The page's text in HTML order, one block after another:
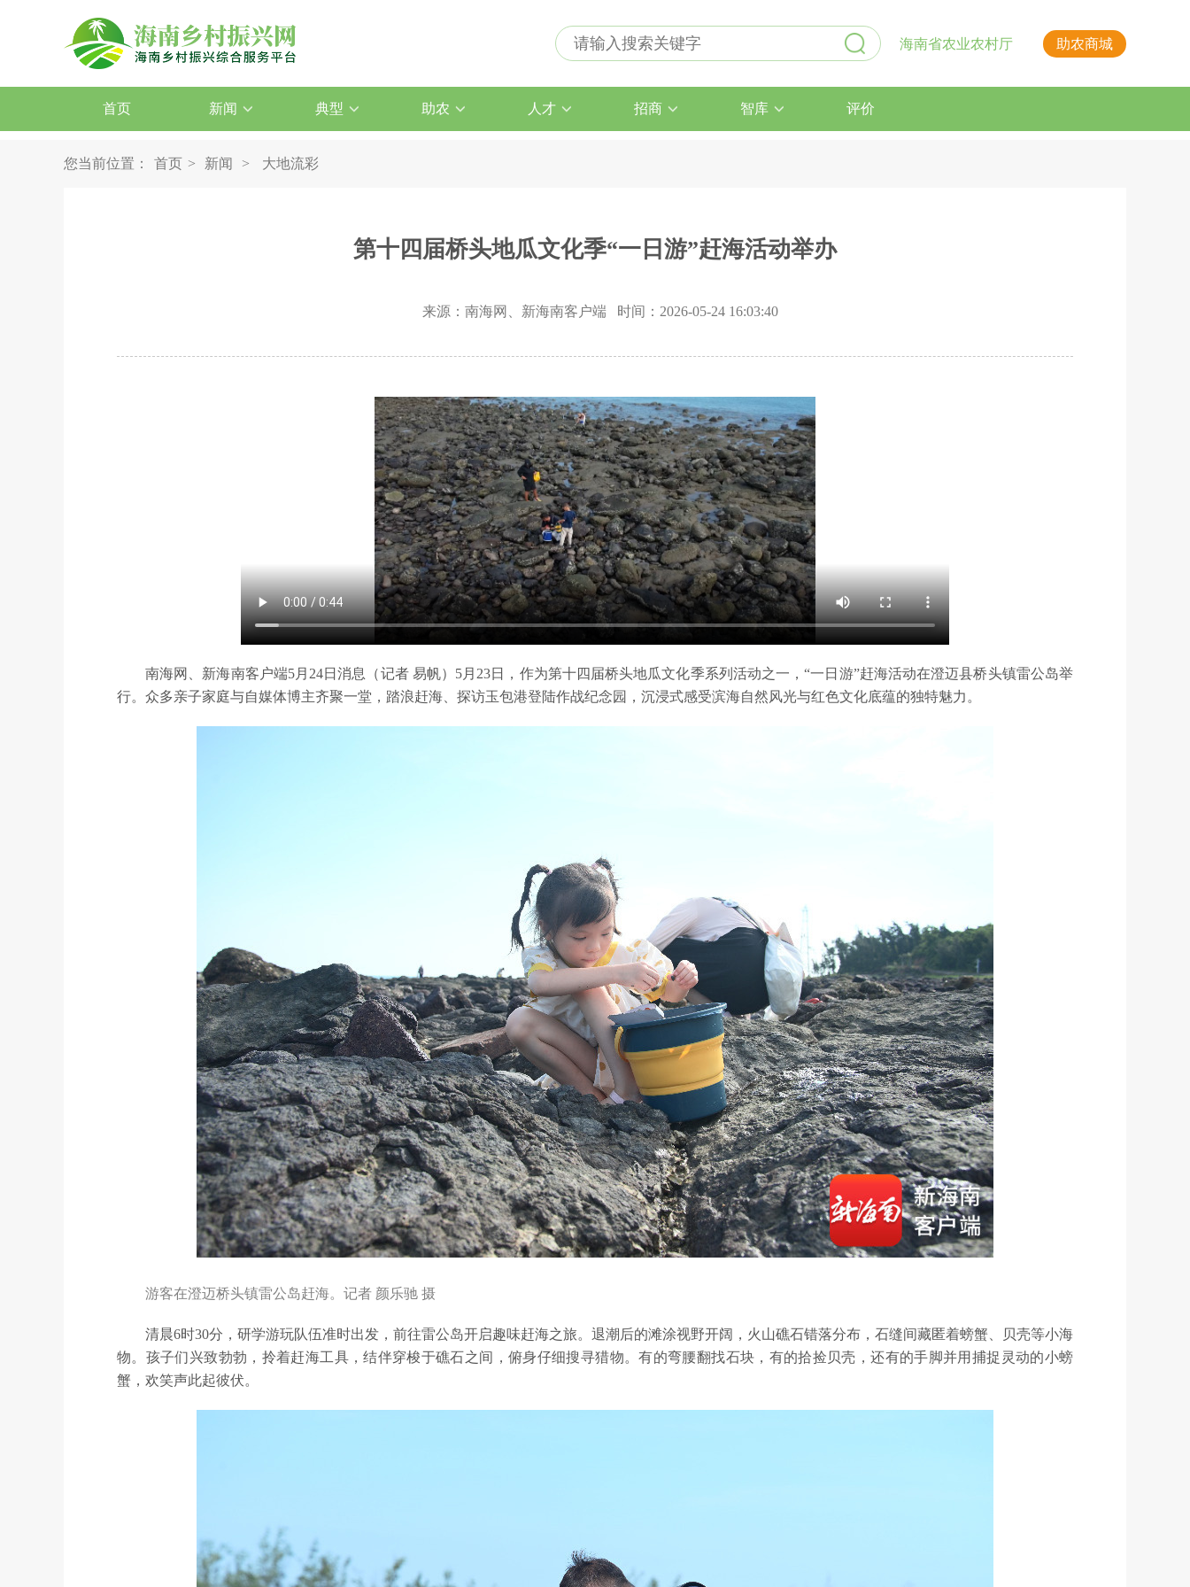
海南省农业农村厅 助农商城
首页 新闻 典型 助农 人才 招商 智库 评价
您当前位置： 首页 > 新闻 > 大地流彩
第十四届桥头地瓜文化季“一日游”赶海活动举办
来源：南海网、新海南客户端 时间：2026-05-24 16:03:40
南海网、新海南客户端5月24日消息（记者 易帆）5月23日，作为第十四届桥头地瓜文化季系列活动之一，“一日游”赶海活动在澄迈县桥头镇雷公岛举
行。众多亲子家庭与自媒体博主齐聚一堂，踏浪赶海、探访玉包港登陆作战纪念园，沉浸式感受滨海自然风光与红色文化底蕴的独特魅力。
游客在澄迈桥头镇雷公岛赶海。记者 颜乐驰 摄
清晨6时30分，研学游玩队伍准时出发，前往雷公岛开启趣味赶海之旅。退潮后的滩涂视野开阔，火山礁石错落分布，石缝间藏匿着螃蟹、贝壳等小海
物。孩子们兴致勃勃，拎着赶海工具，结伴穿梭于礁石之间，俯身仔细搜寻猎物。有的弯腰翻找石块，有的拾捡贝壳，还有的手脚并用捕捉灵动的小螃
蟹，欢笑声此起彼伏。